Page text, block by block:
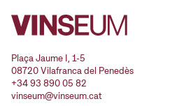
Plaça Jaume I, 1-5
08720 Vilafranca del Penedès
+34 93 890 05 82
vinseum@vinseum.cat